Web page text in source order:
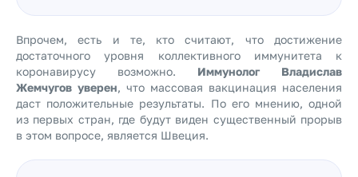
Впрочем, есть и те, кто считают, что достижение
достаточного уровня коллективного иммунитета к
коронавирусу возможно. Иммунолог Владислав
Жемчугов уверен, что массовая вакцинация населения
даст положительные результаты. По его мнению, одной
из первых стран, где будут виден существенный прорыв
в этом вопросе, является Швеция.